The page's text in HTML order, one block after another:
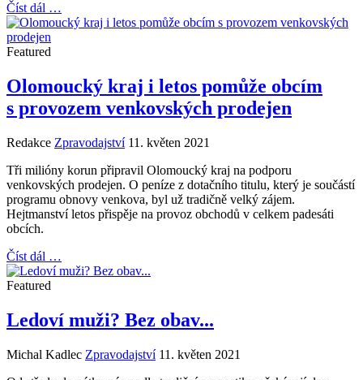
Číst dál …
Featured
Olomoucký kraj i letos pomůže obcím
s provozem venkovských prodejen
Redakce Zpravodajství 11. květen 2021
Tři milióny korun připravil Olomoucký kraj na podporu
venkovských prodejen. O peníze z dotačního titulu, který je součástí
programu obnovy venkova, byl už tradičně velký zájem.
Hejtmanství letos přispěje na provoz obchodů v celkem padesáti
obcích.
Číst dál …
Featured
Ledoví muži? Bez obav...
Michal Kadlec Zpravodajství 11. květen 2021